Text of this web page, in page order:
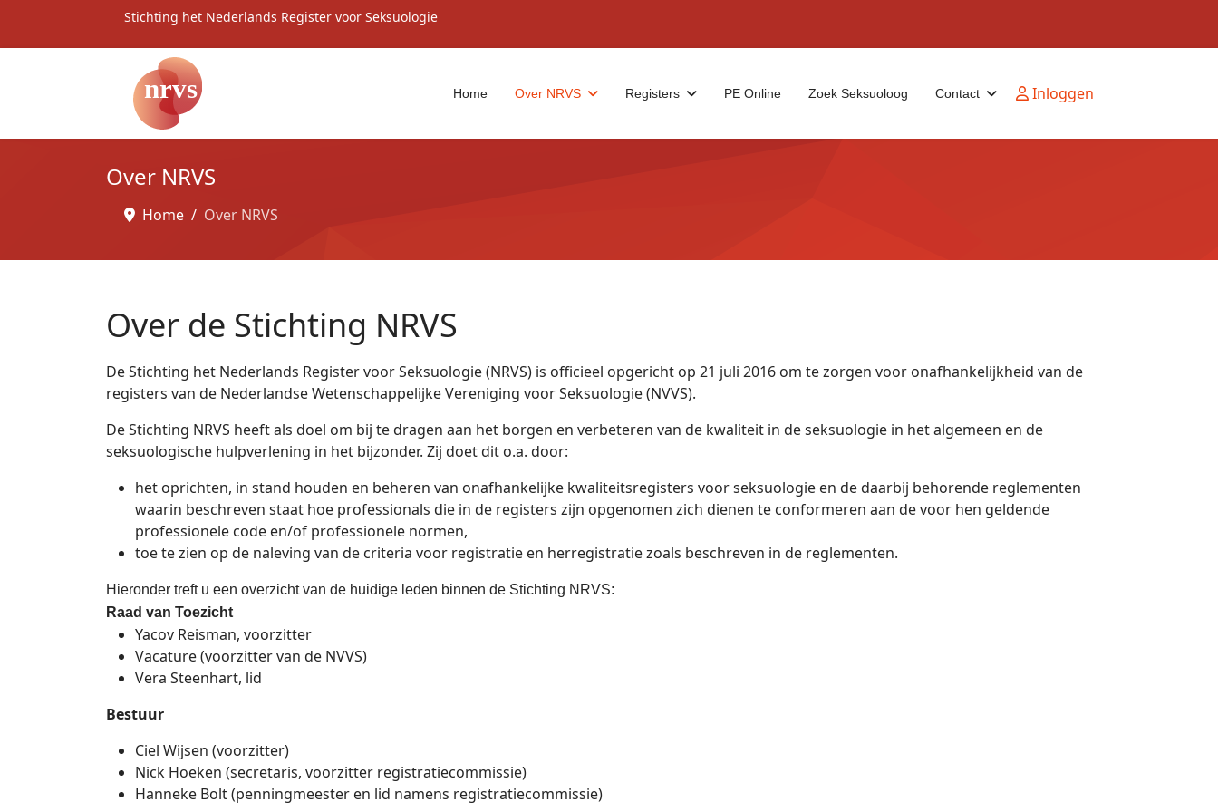
Stichting het Nederlands Register voor Seksuologie
Home Over NRVS Registers PE Online Zoek Seksuoloog Contact Inloggen
Over NRVS
Home Over NRVS
Over de Stichting NRVS
De Stichting het Nederlands Register voor Seksuologie (NRVS) is officieel opgericht op 21 juli 2016 om te zorgen voor onafhankelijkheid van de
registers van de Nederlandse Wetenschappelijke Vereniging voor Seksuologie (NVVS).
De Stichting NRVS heeft als doel om bij te dragen aan het borgen en verbeteren van de kwaliteit in de seksuologie in het algemeen en de
seksuologische hulpverlening in het bijzonder. Zij doet dit o.a. door:
het oprichten, in stand houden en beheren van onafhankelijke kwaliteitsregisters voor seksuologie en de daarbij behorende reglementen
waarin beschreven staat hoe professionals die in de registers zijn opgenomen zich dienen te conformeren aan de voor hen geldende
professionele code en/of professionele normen,
toe te zien op de naleving van de criteria voor registratie en herregistratie zoals beschreven in de reglementen.
Hieronder treft u een overzicht van de huidige leden binnen de Stichting NRVS:
Raad van Toezicht
Yacov Reisman, voorzitter
Vacature (voorzitter van de NVVS)
Vera Steenhart, lid
Bestuur
Ciel Wijsen (voorzitter)
Nick Hoeken (secretaris, voorzitter registratiecommissie)
Hanneke Bolt (penningmeester en lid namens registratiecommissie)